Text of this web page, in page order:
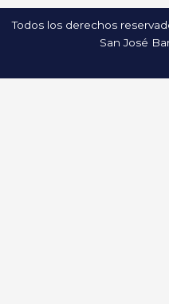
Todos los derechos
San José